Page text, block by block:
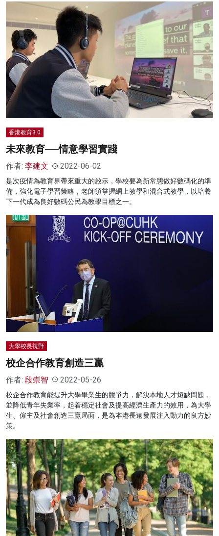
香港教育3.0
未來教育──情意學習實踐
作者: 李建文 2022-06-02
是次疫情為教育界帶來重大的啟示，學校要為新常態做好數碼化的準
備，強化電子學習策略，老師須掌握網上教學和混合式教學，以培養
下一代成為良好數碼公民為教學目標之一。
大學校長視野
校企合作教育創造三贏
作者: 段崇智 2022-05-26
校企合作教育能提升大學畢業生的競爭力，解決本地人才短缺問題，
並降低青年失業率，起着穩定社會及提高經濟生產力的效用，為大學
生、僱主及社會創造三贏局面，是為本港長遠發展注入動力的良方妙
策。